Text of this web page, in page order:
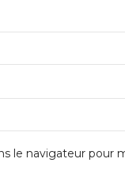
le navigateur pour